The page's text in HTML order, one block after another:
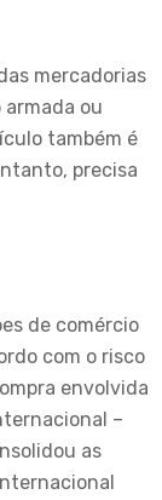
mercadorias
ou
também é
precisa
de comércio
com o risco
envolvida
–
as